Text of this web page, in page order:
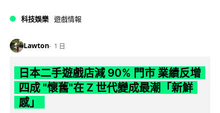
科技娛樂 遊戲情報
Lawton 1 日
日本二手遊戲店減 90% 門市 業績反增
四成 "懷舊"在 Z 世代變成最潮「新鮮
感」